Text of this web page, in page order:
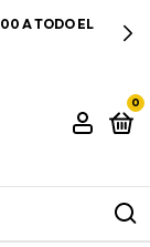
EN
0